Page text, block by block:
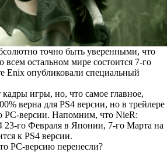
точно быть уверенными, что
всем остальном мире состоится 7-го
Enix опубликовали специальный
игры, но, что самое главное,
верна для PS4 версии, но в трейлере
PC-версии. Напомним, что NieR:
23-го Февраля в Японии, 7-го Марта на
к PS4 версии.
PC-версию перенесли?